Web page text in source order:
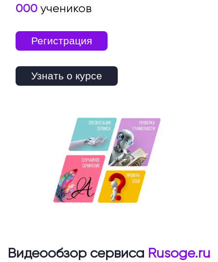
000 учеников
Регистрация
Узнать о курсе
Видеообзор сервиса Rusoge.ru